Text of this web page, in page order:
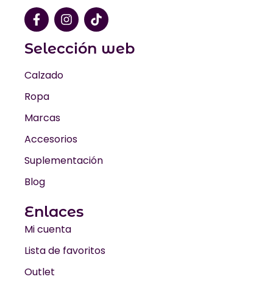
Selección web
Calzado
Ropa
Marcas
Accesorios
Suplementación
Blog
Enlaces
Mi cuenta
Lista de favoritos
Outlet